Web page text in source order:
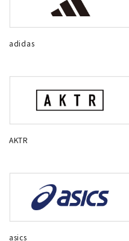
adidas
AKTR
asics